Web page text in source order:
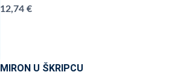
12,74 €
MIRON U ŠKRIPCU